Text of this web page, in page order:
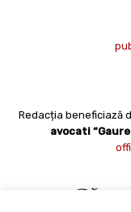
Redacția beneficiază
avocati